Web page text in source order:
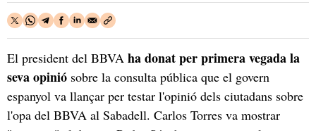
El president del BBVA ha donat per primera vegada la
seva opinió sobre la consulta pública que el govern
espanyol va llançar per testar l'opinió dels ciutadans sobre
l'opa del BBVA al Sabadell. Carlos Torres va mostrar